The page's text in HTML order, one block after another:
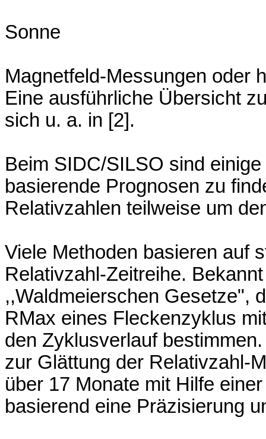
Sonne
Magnetfeld-Messungen oder
Eine ausführliche Übersicht
sich u. a. in [2].
Beim SIDC/SILSO sind
basierende Prognosen zu
Relativzahlen teilweise um
Viele Methoden basieren auf
Relativzahl-Zeitreihe.
,,Waldmeierschen Gesetze",
RMax eines Fleckenzyklus
den Zyklusverlauf
zur Glättung der Relativzahl-
über 17 Monate mit Hilfe
basierend eine Präzisierung